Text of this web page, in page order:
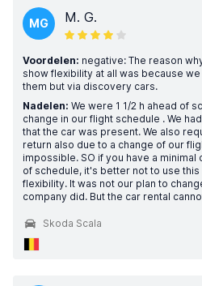
MG M. G.
Voordelen: negative: The reason
show flexibility at all was because
them but via discovery cars.
Nadelen: We were 1 1/2 h ahead of
change in our flight schedule . We
that the car was present. We also
return also due to a change of our
impossible. SO if you have a
of schedule, it's better not to use
flexibility. It was not our plan to
company did. But the car rental
Skoda Scala